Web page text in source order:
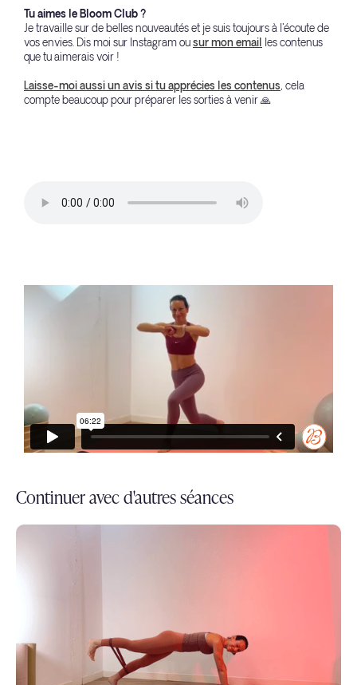
Tu aimes le Bloom Club ?
Je travaille sur de belles nouveautés et je suis toujours à l'écoute de
vos envies. Dis moi sur Instagram ousur mon email les contenus
que tu aimerais voir !
Laisse-moi aussi un avis si tu apprécies les contenus, cela
compte beaucoup pour préparer les sorties à venir 🙏
Continuer avec d'autres séances